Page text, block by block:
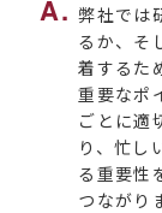
弊社では
るか、そ
着するた
重要なポ
ごとに適
り、忙し
る重要性
つながり